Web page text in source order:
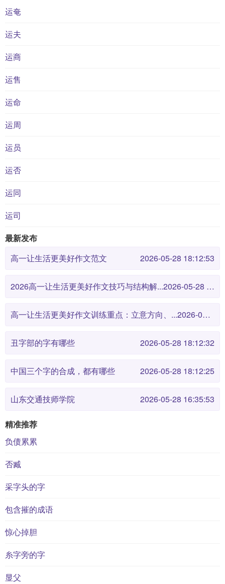
运奄
运夫
运商
运售
运命
运周
运员
运否
运同
运司
最新发布
高一让生活更美好作文范文
2026-05-28 18:12:53
2026高一让生活更美好作文技巧与结构解... 2026-05-28 18:12:46
高一让生活更美好作文训练重点：立意方向、... 2026-05-28 18:12:38
丑字部的字有哪些 2026-05-28 18:12:32
中国三个字的合成，都有哪些 2026-05-28 18:12:25
山东交通技师学院 2026-05-28 16:35:53
精准推荐
负债累累
否臧
采字头的字
包含摧的成语
惊心掉胆
糸字旁的字
显父